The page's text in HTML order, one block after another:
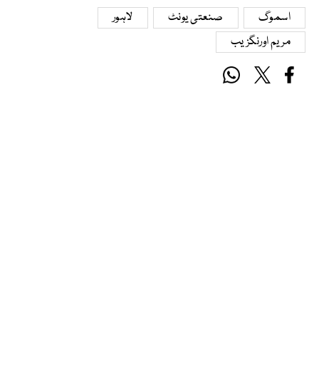
اسموگ صنعتی یونٹ
لاہور
مریم اورنگزیب